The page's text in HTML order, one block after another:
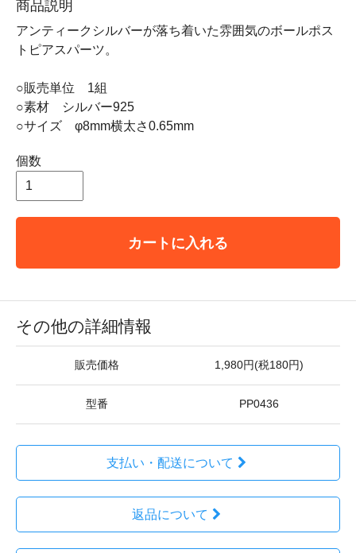
商品説明
アンティークシルバーが落ち着いた雰囲気のボールポス
トピアスパーツ。
○販売単位 1組
○素材 シルバー925
○サイズ φ8mm横太さ0.65mm
個数
カートに入れる
その他の詳細情報
販売価格 1,980円(税180円)
型番 PP0436
支払い・配送について
返品について